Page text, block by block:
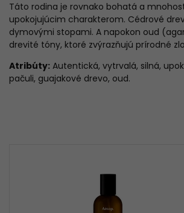
Táto rodina je rovnako bohatá a
upokojujúcim charakterom. Cédrové
dymovými stopami. A napokon oud
drevité tóny, ktoré zvýrazňujú prírodné
Atribúty: Autentická, vytrvalá, silná,
pačuli, guajakové drevo, oud.